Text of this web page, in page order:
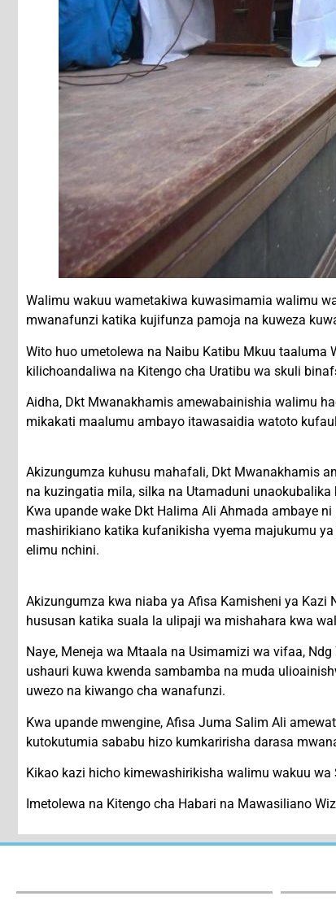
Walimu wakuu wametakiwa kuwasimamia walimu
mwanafunzi katika kujifunza pamoja na kuweza
Wito huo umetolewa na Naibu Katibu Mkuu taaluma
kilichoandaliwa na Kitengo cha Uratibu wa skuli
Aidha, Dkt Mwanakhamis amewabainishia walimu
mikakati maalumu ambayo itawasaidia watoto
Akizungumza kuhusu mahafali, Dkt Mwanakhamis
na kuzingatia mila, silka na Utamaduni unaokubalika
Kwa upande wake Dkt Halima Ali Ahmada ambaye
mashirikiano katika kufanikisha vyema majukumu
elimu nchini.
Akizungumza kwa niaba ya Afisa Kamisheni ya
hususan katika suala la ulipaji wa mishahara kwa
Naye, Meneja wa Mtaala na Usimamizi wa vifaa,
ushauri kuwa kwenda sambamba na muda
uwezo na kiwango cha wanafunzi.
Kwa upande mwengine, Afisa Juma Salim Ali
kutokutumia sababu hizo kumkaririsha darasa
Kikao kazi hicho kimewashirikisha walimu wakuu
Imetolewa na Kitengo cha Habari na Mawasiliano